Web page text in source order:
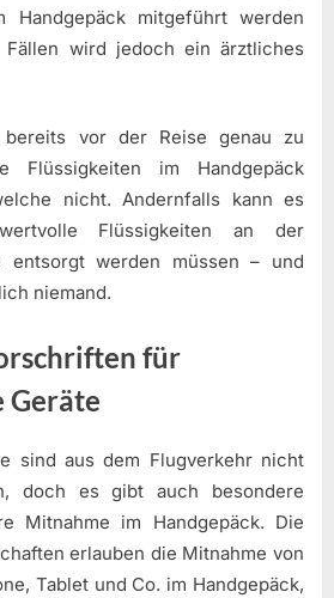
Handgepäck mitgeführt werden
Fällen wird jedoch ein ärztliches
vor der Reise genau zu
Flüssigkeiten im Handgepäck
nicht. Andernfalls kann es
Flüssigkeiten an der
entsorgt werden müssen – und
niemand.
für
Geräte
sind aus dem Flugverkehr nicht
doch es gibt auch besondere
Mitnahme im Handgepäck. Die
erlauben die Mitnahme von
Tablet und Co. im Handgepäck,